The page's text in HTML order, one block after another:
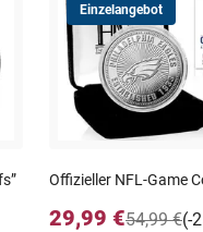
Einzelangebot
Offizieller NFL-Game
29,99 € (-
54,99 €